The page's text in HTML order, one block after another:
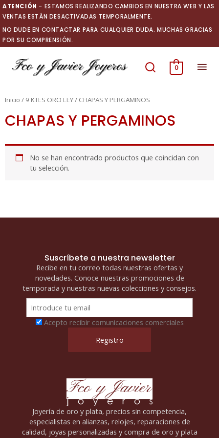
Ir
al
contenido
ATENCIÓN - ESTAMOS REALIZANDO CAMBIOS EN NUESTRA WEB Y LAS
VENTAS ESTÁN DESACTIVADAS TEMPORALMENTE.
NO DUDE EN CONTACTAR PARA CUALQUIER DUDA. MUCHAS GRACIAS
POR SU COMPRENSIÓN.
0
Inicio / 9 KTES ORO LEY/ CHAPAS Y PERGAMINOS
CHAPAS Y PERGAMINOS
No se han encontrado productos que coincidan con
tu selección.
Suscríbete a nuestra newsletter
Recibe en tu correo todas nuestras ofertas y
novedades. Conoce nuestras promociones de
temporada y nuestras nuevas colecciones y consejos.
Acepto recibir comunicaciones comerciales
Joyería de oro y plata, precios sin competencia,
especialistas en alianzas, relojes, reparaciones de
calidad, joyas personalizadas y compra de oro y plata